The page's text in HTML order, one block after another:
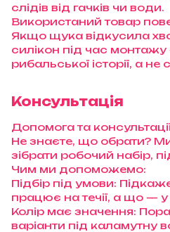
слідів від гачків чи води.
Використаний товар
Якщо щука відкусила
силікон під час
рибальської історії, а
Консультація
Допомога та
Не знаєте, що обрати?
зібрати робочий набір,
Чим ми допоможемо:
Підбір під умови:
працює на течії, а що — у
Колір має значення:
варіанти під каламутну